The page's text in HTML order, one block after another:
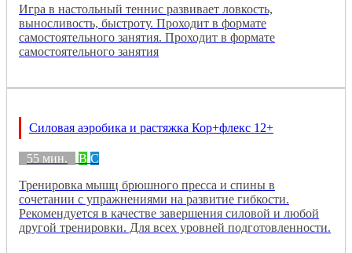
Игра в настольный теннис развивает ловкость,
выносливость, быстроту. Проходит в формате
самостоятельного занятия. Проходит в формате
самостоятельного занятия
Силовая аэробика и растяжка Кор+флекс 12+
55 мин. B C
Тренировка мышц брюшного пресса и спины в
сочетании с упражнениями на развитие гибкости.
Рекомендуется в качестве завершения силовой и любой
другой тренировки. Для всех уровней подготовленности.